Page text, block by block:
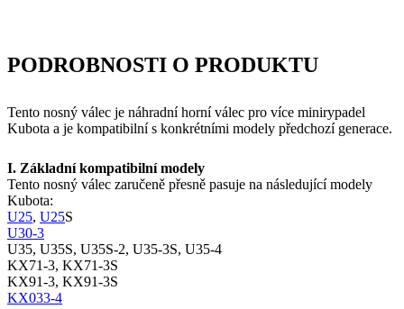
PODROBNOSTI O PRODUKTU
Tento nosný válec je náhradní horní válec pro více minirypadel
Kubota a je kompatibilní s konkrétními modely předchozí generace.
I. Základní kompatibilní modely
Tento nosný válec zaručeně přesně pasuje na následující modely
Kubota:
U25, U25S
U30-3
U35, U35S, U35S-2, U35-3S, U35-4
KX71-3, KX71-3S
KX91-3, KX91-3S
KX033-4